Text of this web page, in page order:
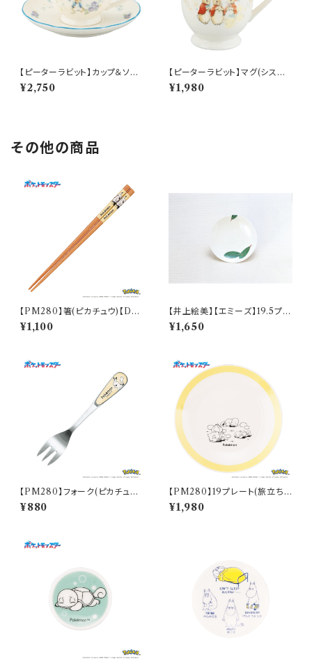
【ピーターラビット】カップ＆ソー
サー(ピーター)【PR650】 PR6
51-28
¥2,750
【ピーターラビット】マグ(シスタ
ーズ)【PR650】 PR652-11
¥1,980
その他の商品
【PM280】箸(ピカチュウ)【Dail
y Sketch】PM284-840
¥1,100
【井上絵美】【エミーズ】19.5プレ
ート【ベイリーフ】AM20-1-T2
2
¥1,650
【PM280】フォーク(ピカチュウ)
【Daily Sketch】PM284-851
¥880
【PM280】19プレート(旅立ち)
【Daily Sketch】PM285-330
¥1,980